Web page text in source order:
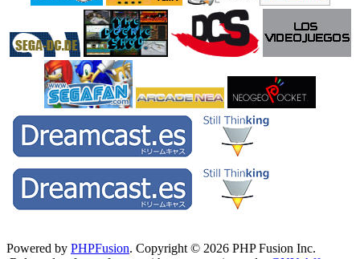
Powered by PHPFusion. Copyright © 2026 PHP Fusion Inc.